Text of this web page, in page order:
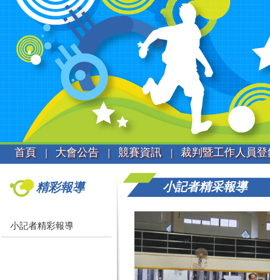
首頁 | 大會公告 | 競賽資訊 | 裁判暨工作人員
精彩報導
小記者精彩報導
小記者精采報導